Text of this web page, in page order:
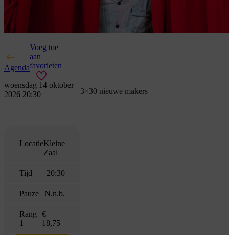
Agenda
Voeg toe
aan
favorieten
woensdag 14 oktober
2026 20:30
3×30 nieuwe makers
LocatieKleine
Zaal
Tijd 20:30
Pauze N.n.b.
Rang
1
€
18,75